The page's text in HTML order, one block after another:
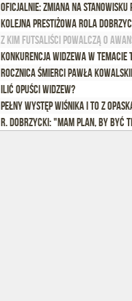
Oficjalnie: Zmiana na stanowisku
Kolejna prestiżowa rola
Z kim futsaliści powalczą o
Konkurencja Widzewa w temacie
Rocznica śmierci Pawła
Ilić opuści Widzew?
Pełny występ Wiśnika i to z
R. Dobrzycki: "Mam plan, by